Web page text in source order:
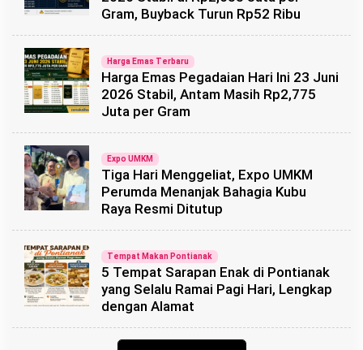
Gram, Buyback Turun Rp52 Ribu
Harga Emas Terbaru
Harga Emas Pegadaian Hari Ini 23 Juni
2026 Stabil, Antam Masih Rp2,775
Juta per Gram
Expo UMKM
Tiga Hari Menggeliat, Expo UMKM
Perumda Menanjak Bahagia Kubu
Raya Resmi Ditutup
Tempat Makan Pontianak
5 Tempat Sarapan Enak di Pontianak
yang Selalu Ramai Pagi Hari, Lengkap
dengan Alamat